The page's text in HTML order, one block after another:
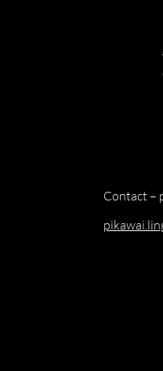
Contact –